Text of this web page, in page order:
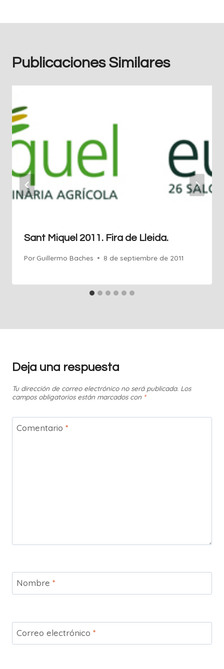
Publicaciones Similares
Sant Miquel 2011. Fira de Lleida.
Por Guillermo Baches 8 de septiembre de 2011
Deja una respuesta
Tu dirección de correo electrónico no será publicada. Los
campos obligatorios están marcados con *
Comentario *
Nombre *
Correo electrónico *